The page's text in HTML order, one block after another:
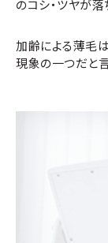
のコシ・ツヤが落
加齢による薄毛
現象の一つだと言